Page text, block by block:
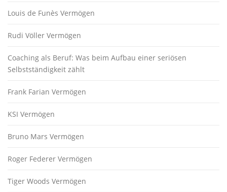
Louis de Funès Vermögen
Rudi Völler Vermögen
Coaching als Beruf: Was beim Aufbau einer seriösen
Selbstständigkeit zählt
Frank Farian Vermögen
KSI Vermögen
Bruno Mars Vermögen
Roger Federer Vermögen
Tiger Woods Vermögen